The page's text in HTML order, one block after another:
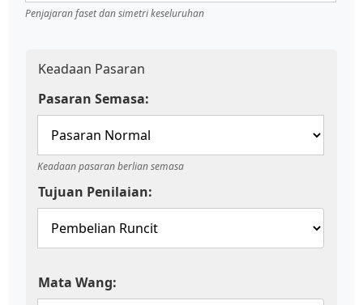
Penjajaran faset dan simetri keseluruhan
Keadaan Pasaran
Pasaran Semasa:
Keadaan pasaran berlian semasa
Tujuan Penilaian:
Mata Wang: